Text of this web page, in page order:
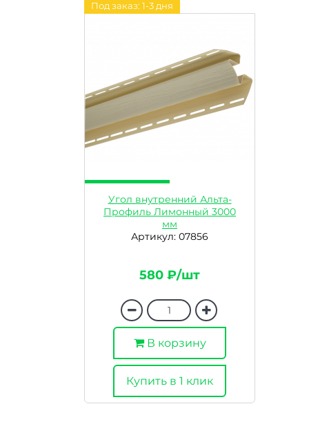
Под заказ: 1-3 дня
Угол внутренний Альта-
Профиль Лимонный 3000
мм
Артикул: 07856
580 ₽/шт
В корзину
Купить в 1 клик